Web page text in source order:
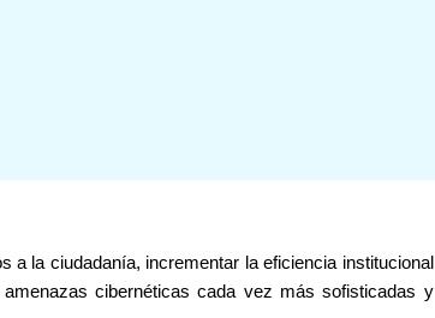
a la ciudadanía, incrementar la eficiencia institucional
cibernéticas cada vez más sofisticadas y